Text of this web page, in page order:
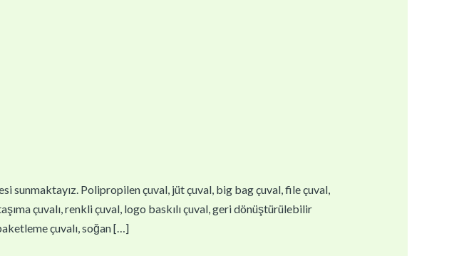
sunmaktayız. Polipropilen çuval, jüt çuval, big bag çuval, file çuval,
çuvalı, renkli çuval, logo baskılı çuval, geri dönüştürülebilir
çuvalı, soğan […]